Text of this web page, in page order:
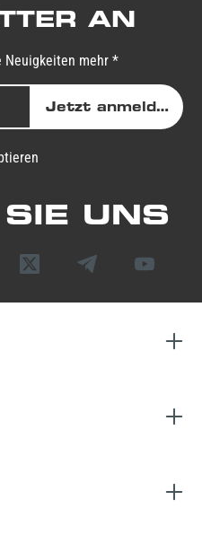
AN
Neuigkeiten mehr *
Jetzt anmelden
UNS